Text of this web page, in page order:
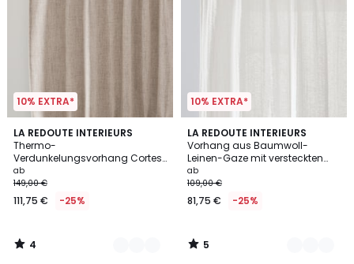
10% EXTRA*
LA REDOUTE INTERIEURS
Thermo-
Verdunkelungsvorhang Cortes,
verdeckte Schlaufen
ab
149,00 €
111,75 € -25%
4
/
5
2
Farben
4
/
10% EXTRA*
LA REDOUTE INTERIEURS
Vorhang aus Baumwoll-
Leinen-Gaze mit versteckten
Pfoten, ELKI
ab
109,00 €
81,75 € -25%
5
/
5
2
Farben
5
/